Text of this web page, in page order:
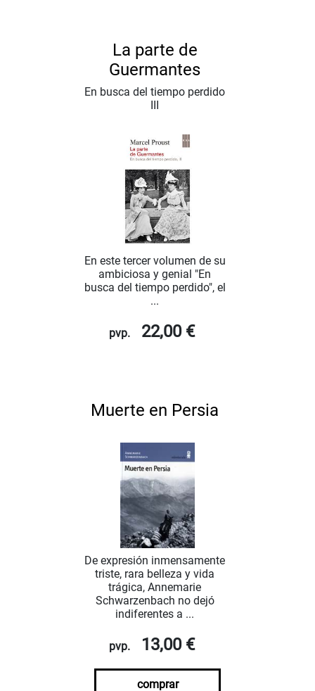
La parte de
Guermantes
En busca del tiempo perdido
En este tercer volumen de su
ambiciosa y genial "En
busca del tiempo perdido", el
...
pvp. 22,00 €
Muerte en Persia
De expresión inmensamente
triste, rara belleza y vida
trágica, Annemarie
Schwarzenbach no dejó
indiferentes a ...
pvp. 13,00 €
comprar